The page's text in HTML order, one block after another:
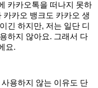
카카오톡을 떠나지 못하
카카오 뱅크도 카카오 생
긴 하지만, 저는 일단 디
하지 않아요. 그래서 다
요.
용하지 않는 이유도 단